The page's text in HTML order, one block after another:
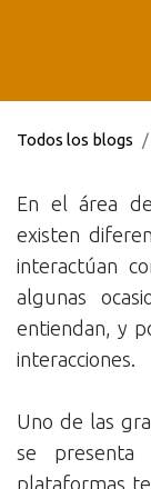
Todos los blogs
En el área
existen
interactúan
algunas
entiendan, y
interacciones.
Uno de las
se presenta
plataformas